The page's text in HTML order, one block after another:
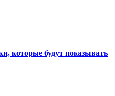
которые будут показывать